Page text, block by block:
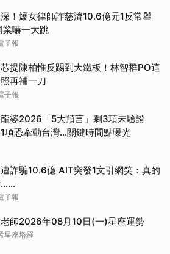
！爆女律師詐慈濟10.6億元1反常舉
業嚇一大跳
子報
提陳柏惟反踢到大鐵板！林智群PO這
再補一刀
子報
婆2026「5大預言」剩3項未驗證
項恐牽動台灣...關鍵時間點曝光
詐騙10.6億 AIT突發1文引網笑：真的
……
子報
師2026年08月10日(一)星座運勢
星座塔羅